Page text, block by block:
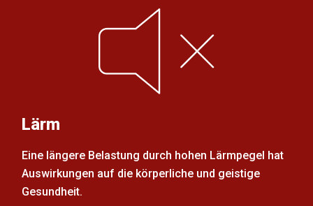
Lärm
Eine längere Belastung durch hohen Lärmpegel hat
Auswirkungen auf die körperliche und geistige
Gesundheit.